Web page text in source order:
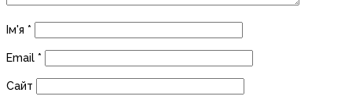
Ім'я *
Email *
Сайт